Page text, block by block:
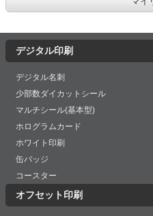
デジタル印刷
デジタル名刺
少部数ダイカットシール
マルチシール(基本型)
ホログラムカード
ホワイト印刷
缶バッジ
コースター
オフセット印刷